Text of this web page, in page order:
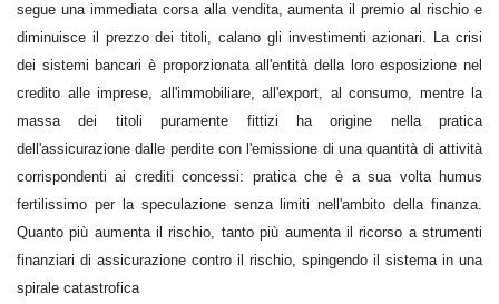
segue una immediata corsa alla vendita, aumenta il premio al rischio e
diminuisce il prezzo dei titoli, calano gli investimenti azionari. La crisi
dei sistemi bancari è proporzionata all'entità della loro esposizione nel
credito alle imprese, all'immobiliare, all'export, al consumo, mentre la
massa dei titoli puramente fittizi ha origine nella pratica
dell'assicurazione dalle perdite con l'emissione di una quantità di attività
corrispondenti ai crediti concessi: pratica che è a sua volta humus
fertilissimo per la speculazione senza limiti nell'ambito della finanza.
Quanto più aumenta il rischio, tanto più aumenta il ricorso a strumenti
finanziari di assicurazione contro il rischio, spingendo il sistema in una
spirale catastrofica